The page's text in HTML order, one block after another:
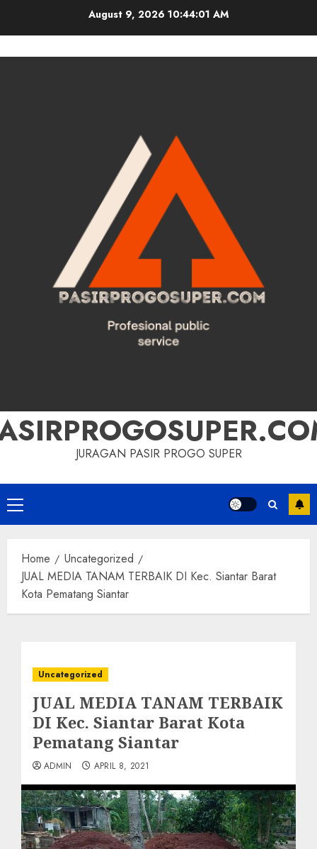
August 9, 2026 10:44:01 AM
JURAGAN PASIR PROGO SUPER
Primary
Menu
Home
Uncategorized
JUAL MEDIA TANAM TERBAIK DI Kec. Siantar Barat
Kota Pematang Siantar
Uncategorized
JUAL MEDIA TANAM TERBAIK
DI Kec. Siantar Barat Kota
Pematang Siantar
ADMIN APRIL 8, 2021